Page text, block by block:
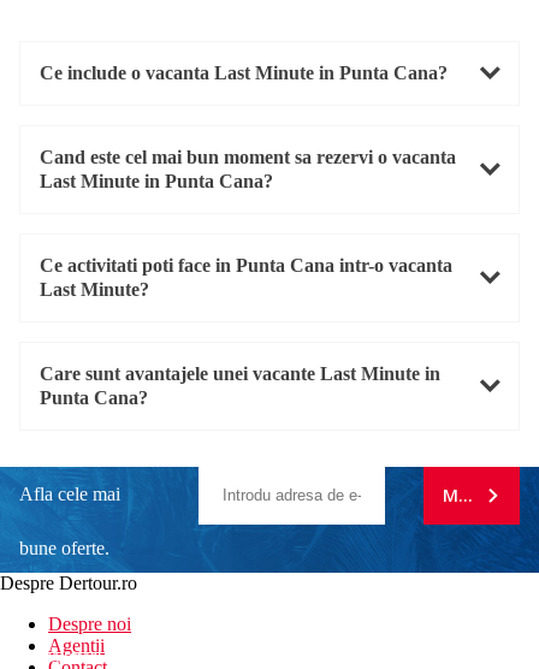
Ce include o vacanta Last Minute in Punta Cana?
Cand este cel mai bun moment sa rezervi o vacanta
Last Minute in Punta Cana?
Ce activitati poti face in Punta Cana intr-o vacanta
Last Minute?
Care sunt avantajele unei vacante Last Minute in
Punta Cana?
Afla cele mai
bune oferte.
newsletter!
MA
Despre Dertour.ro
Despre noi
Agentii